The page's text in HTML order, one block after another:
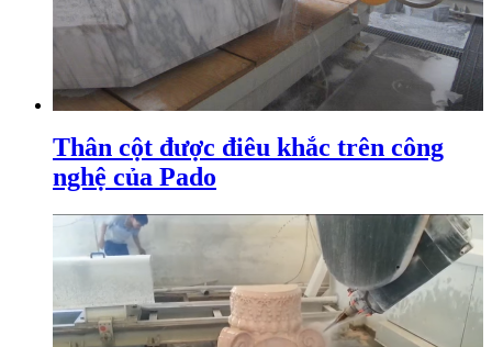
Thân cột được điêu khắc trên công
nghệ của Pado